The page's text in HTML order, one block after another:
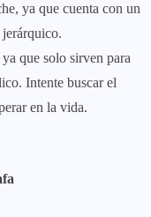
ya que cuenta con un
que solo sirven para
Intente buscar el
en la vida.